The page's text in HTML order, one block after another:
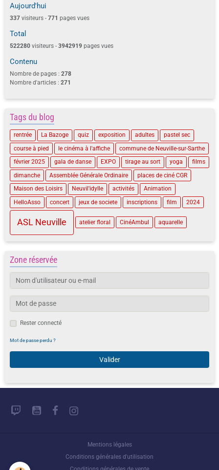
Aujourd'hui
337 visiteurs - 771 pages vues
Total
522280 visiteurs - 3942919 pages vues
Contenu
Nombre de pages : 278
Nombre d'articles : 271
Tags du blog
rentrée La Bazoge quiz exposition adultes
pastel sec
course à pied
le cinéma à l'affiche
commune de Neuville-sur-Sarthe
février 2025
gala de danse EXPO tirage au sort yoga
films
dimanche
Assemblée Générale Ordinaire
places de ciné CGR
Maison des Loisirs
Neuvil'idylle activités
Animation
HelloAsso
concert jeux de societe inscriptions film 2024
ASL Neuville atelier floral CinéAmbul aquarelle
Zone réservée
Rester connecté
Mot de passe perdu ?
Valider
Mentions légales
Conditions générales d'utilisation